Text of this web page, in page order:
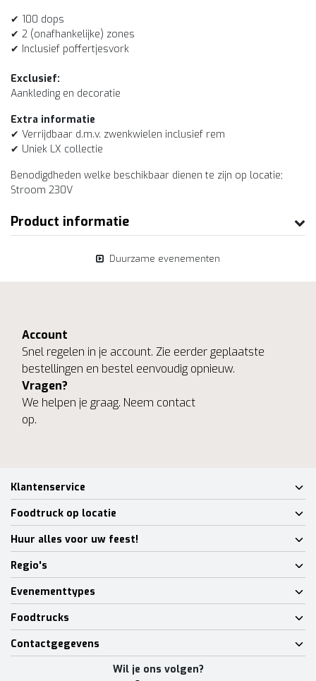
✔ 100 dops
✔ 2 (onafhankelijke) zones
✔ Inclusief poffertjesvork
Exclusief:
Aankleding en decoratie
Extra informatie
✔ Verrijdbaar d.m.v. zwenkwielen inclusief rem
✔ Uniek LX collectie
Benodigdheden welke beschikbaar dienen te zijn op locatie;
Stroom 230V
Product informatie
Duurzame evenementen
Account
Snel regelen in je account. Zie eerder geplaatste
bestellingen en bestel eenvoudig opnieuw.
Vragen?
We helpen je graag. Neem contact
op.
Klantenservice
Foodtruck op locatie
Huur alles voor uw feest!
Regio's
Evenementtypes
Foodtrucks
Contactgegevens
Wil je ons volgen?